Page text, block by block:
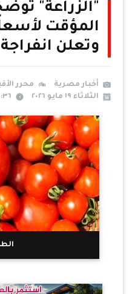
"الزراعة"
المؤقت
وتعلن
أخبار مصرية
محرر
الثلاثاء ١٩ مايو ٢٠٢٦
٣٦: ٠٦ م +02:00 CEST